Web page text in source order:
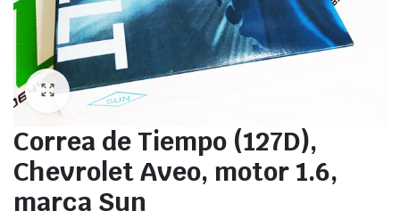
Correa de Tiempo (127D),
Chevrolet Aveo, motor 1.6,
marca Sun